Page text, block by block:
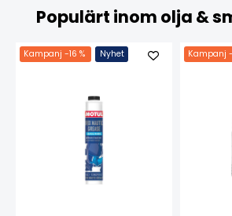
Populärt inom olja &
Kampanj -16 % Nyhet Kampanj